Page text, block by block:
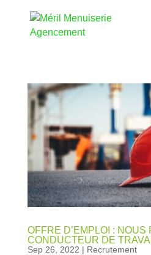
OFFRE D’EMPLOI : NOUS
CONDUCTEUR DE
Sep 26, 2022 | Recrutement